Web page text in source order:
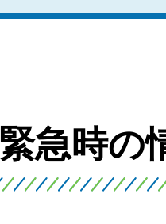
緊急時の